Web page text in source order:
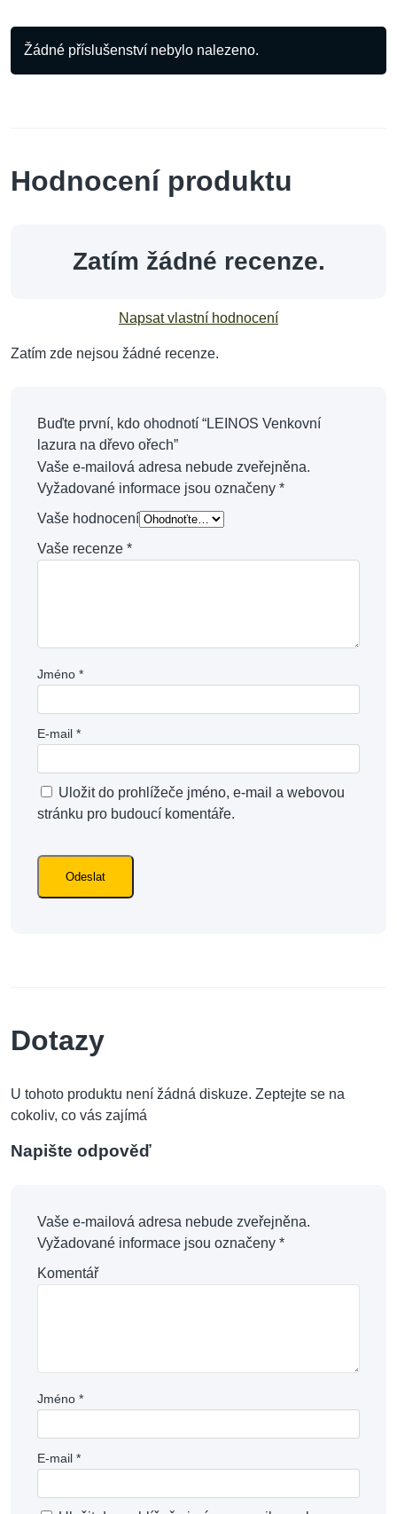
Žádné příslušenství nebylo nalezeno.
Hodnocení produktu
Zatím žádné recenze.
Napsat vlastní hodnocení
Zatím zde nejsou žádné recenze.
Buďte první, kdo ohodnotí “LEINOS Venkovní
lazura na dřevo ořech”
Vaše e-mailová adresa nebude zveřejněna.
Vyžadované informace jsou označeny *
Vaše hodnocení
Vaše recenze *
Jméno *
E-mail *
Uložit do prohlížeče jméno, e-mail a webovou
stránku pro budoucí komentáře.
Dotazy
U tohoto produktu není žádná diskuze. Zeptejte se na
cokoliv, co vás zajímá
Napište odpověď
Vaše e-mailová adresa nebude zveřejněna.
Vyžadované informace jsou označeny *
Komentář
Jméno *
E-mail *